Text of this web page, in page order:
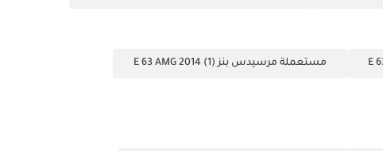
مستعملة مرسيدس بنز E 63 AMG 2014 (1)